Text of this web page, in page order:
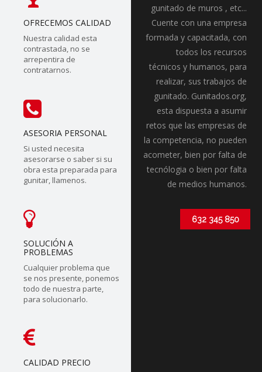
OFRECEMOS CALIDAD
Nuestra calidad esta
contrastada, no se
arrepentira de
contratarnos.
ASESORIA PERSONAL
Si usted necesita
asesorarse o saber si su
obra esta preparada para
gunitar, llamenos.
SOLUCIÓN A
PROBLEMAS
Cualquier problema que
se nos presente, ponemos
todo de nuestra parte,
para solucionarlo.
CALIDAD PRECIO
gunitado de muros , etc...
Cuente con una empresa
formada y capacitada, con
todos los recursos
técnicos y humanos, para
realizar, sus trabajos de
gunitado. Gunitados.org,
esta dispuesta a asumir
retos que las empresas de
la competencia, no pueden
acometer, bien por falta de
tecnólogia o bien por falta
de medios humanos.
632 345 850